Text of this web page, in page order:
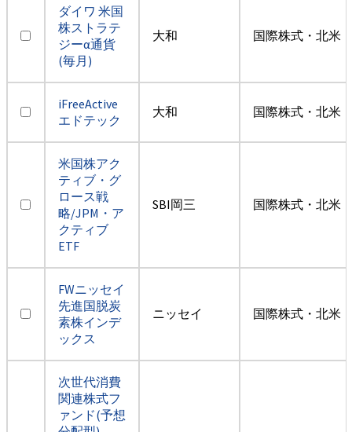
ダイワ 米国
株ストラテ
ジーα通貨
(毎月)
大和 国際株式・北米
iFreeActive
エドテック
大和 国際株式・北米
米国株アク
ティブ・グ
ロース戦
略/JPM・ア
クティブ
ETF
SBI岡三 国際株式・北米
FWニッセイ
先進国脱炭
素株インデ
ックス
ニッセイ 国際株式・北米
次世代消費
関連株式フ
ァンド(予想